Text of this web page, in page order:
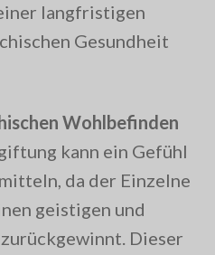
langfristigen
Gesundheit
Wohlbefinden
kann ein Gefühl
da der Einzelne
geistigen und
Dieser